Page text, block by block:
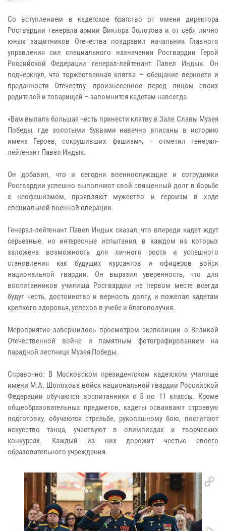
Со вступлением в кадетское братство от имени директора
Росгвардии генерала армии Виктора Золотова и от себя лично
юных защитников Отечества поздравил начальник Главного
управления сил специального назначения Росгвардии Герой
Российской Федерации генерал-лейтенант Павел Индык. Он
подчеркнул, что торжественная клятва – обещание верности и
преданности Отечеству, произнесенное перед лицом своих
родителей и товарищей – запомнится кадетам навсегда.
«Вам выпала большая честь принести клятву в Зале Славы Музея
Победы, где золотыми буквами навечно вписаны в историю
имена Героев, сокрушивших фашизм», – отметил генерал-
лейтенант Павел Индык.
Он добавил, что и сегодня военнослужащие и сотрудники
Росгвардии успешно выполняют свой священный долг в борьбе
с неофашизмом, проявляют мужество и героизм в ходе
специальной военной операции.
Генерал-лейтенант Павел Индык сказал, что впереди кадет ждут
серьезные, но интересные испытания, в каждом из которых
заложена возможность для личного роста и успешного
становления как будущих курсантов и офицеров войск
национальной гвардии. Он выразил уверенность, что для
воспитанников училища Росгвардии на первом месте всегда
будут честь, достоинство и верность долгу, и пожелал кадетам
крепкого здоровья, успехов в учебе и благополучия.
Мероприятие завершилось просмотром экспозиции о Великой
Отечественной войне и памятным фотографированием на
парадной лестнице Музея Победы.
Справочно: В Московском президентском кадетском училище
имени М.А. Шолохова войск национальной гвардии Российской
Федерации обучаются воспитанники с 5 по 11 классы. Кроме
общеобразовательных предметов, кадеты осваивают строевую
подготовку, обучаются стрельбе, рукопашному бою, постигают
искусство танца, участвуют в олимпиадах и творческих
конкурсах. Каждый из них дорожит честью своего
образовательного учреждения.